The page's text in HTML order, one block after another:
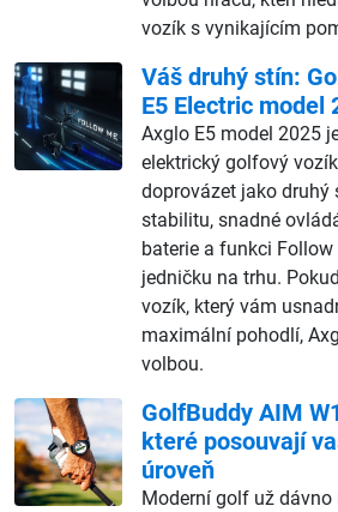
vozík s vynikajícím
Váš druhý stín:
E5 Electric model
Axglo E5 model 2025
elektrický golfový
doprovázet jako druhý
stabilitu, snadné
baterie a funkci Follow
jedničku na trhu.
vozík, který vám
maximální pohodlí,
volbou.
GolfBuddy AIM
které posouvají
úroveň
Moderní golf už